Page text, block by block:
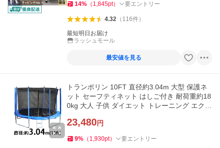
14% （ 1,845pt） 要エントリー
4.32（ 116件）
最短明日お届け
ラッシュモール
最安値を見る
トランポリン 10FT 直径約3.04m 大型 保護ネ
ット セーフティネット はしご付き 耐荷重約18
0kg 大人 子供 ダイエット トレーニング エクサ
23,480円
9% （ 1,930pt） 要エントリー